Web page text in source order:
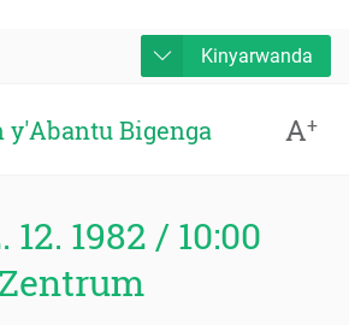
Kinyarwanda
y'Abantu Bigenga A+
12. 1982 / 10:00